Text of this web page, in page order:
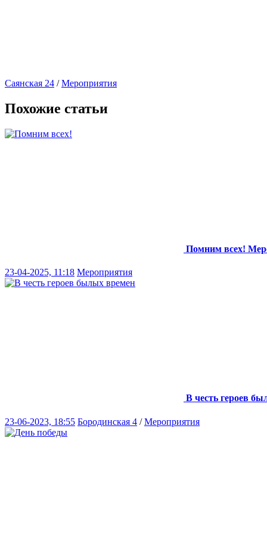
Саянская 24 /Мероприятия
Похожие статьи
Помним всех!
23-04-2025, 11:18 Мероприятия
В честь героев
23-06-2023, 18:55 Бородинская 4 /Мероприятия